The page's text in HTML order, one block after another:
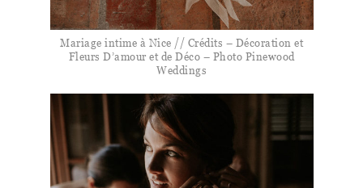
Mariage intime à Nice // Crédits – Décoration et
Fleurs D’amour et de Déco – Photo Pinewood
Weddings